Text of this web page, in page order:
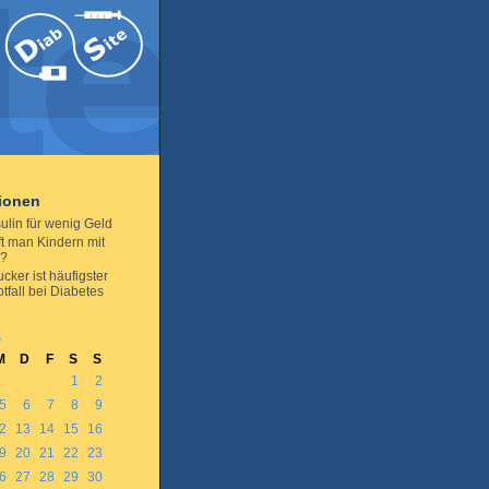
für wenig Geld
man Kindern mit
ist häufigster
bei Diabetes
D F S
S
1
2
5 6 7 8
9
13 14 15
16
20 21 22
23
27 28 29
30